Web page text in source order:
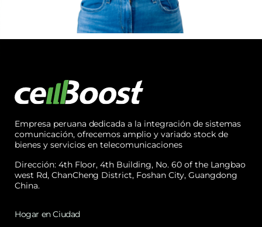
Empresa peruana dedicada a la integración de sistemas
comunicación, ofrecemos amplio y variado stock de
bienes y servicios en telecomunicaciones
Dirección: 4th Floor, 4th Building, No. 60 of the Langbao
west Rd, ChanCheng District, Foshan City, Guangdong
China.
Hogar en Ciudad